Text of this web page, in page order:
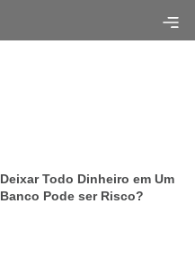
Deixar Todo Dinheiro em Um
Banco Pode ser Risco?